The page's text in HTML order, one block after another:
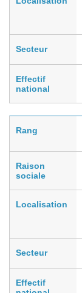
Secteur
Effectif
national
Rang
Raison
sociale
Localisation
Secteur
Effectif